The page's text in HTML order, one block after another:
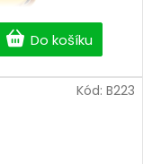
Do košíku
Kód: B223